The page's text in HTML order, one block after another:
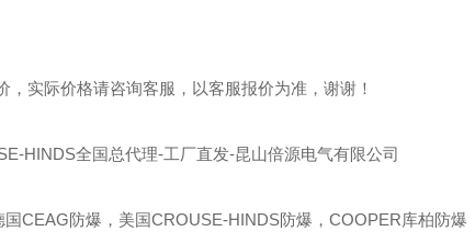
，实际价格请咨询客服，以客服报价为准，谢谢！
HINDS全国总代理-工厂直发-昆山倍源电气有限公司
国CEAG防爆，美国CROUSE-HINDS防爆，COOPER库柏防爆